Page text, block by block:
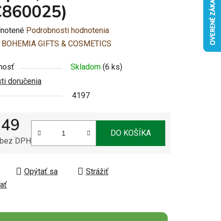
Podrobnosti hodnotenia
BOHEMIA GIFTS & COSMETICS
Skladom (6 ks)
doručenia
4197
DPH
DO KOŠÍKA
Opýtať sa
Strážiť